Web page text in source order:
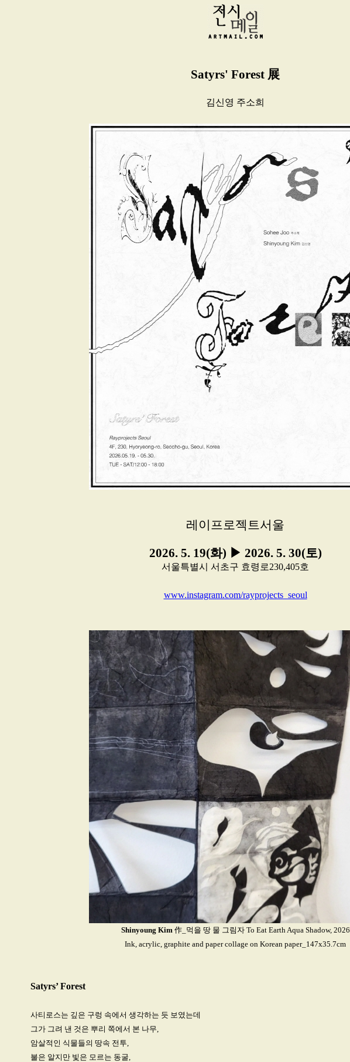
Satyrs' Forest 展
김신영 주소희
레이프로젝트서울
2026. 5. 19(화) ▶ 2026. 5. 30(토)
서울특별시 서초구 효령로230,405호
www.instagram.com/rayprojects_seoul
Shinyoung Kim作_먹을 땅 물 그림자 To Eat Earth Aqua Shadow, 2026
Ink, acrylic, graphite and paper collage on Korean paper_147x35.7cm
Satyrs’ Forest
사티로스는 깊은 구렁 속에서 생각하는 듯 보였는데
그가 그려 낸 것은 뿌리 쪽에서 본 나무,
암살적인 식물들의 땅속 전투,
불은 알지만 빛은 모르는 동굴,